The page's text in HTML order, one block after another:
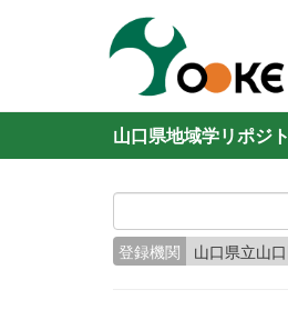
山口県地域学リポジ
登録機関 山口県立山